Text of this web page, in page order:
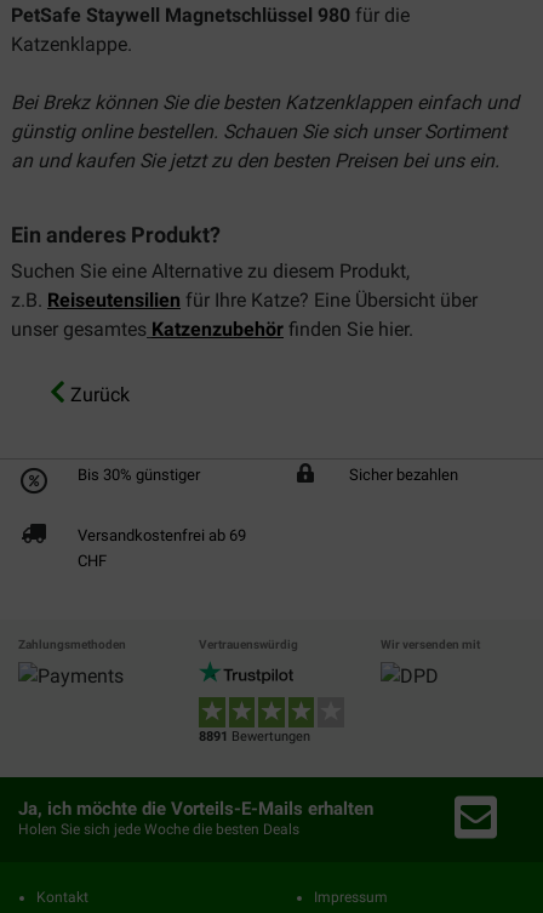
PetSafe Staywell Magnetschlüssel 980 für die
Katzenklappe.
Bei Brekz können Sie die besten Katzenklappen einfach und
günstig online bestellen. Schauen Sie sich unser Sortiment
an und kaufen Sie jetzt zu den besten Preisen bei uns ein.
Ein anderes Produkt?
Suchen Sie eine Alternative zu diesem Produkt,
z.B. Reiseutensilien für Ihre Katze? Eine Übersicht über
unser gesamtes Katzenzubehör finden Sie hier.
Zurück
Bis 30% günstiger Sicher bezahlen
Versandkostenfrei ab 69
CHF
Zahlungsmethoden Vertrauenswürdig
8891 Bewertungen
Wir versenden mit
Ja, ich möchte die Vorteils-E-Mails erhalten
Holen Sie sich jede Woche die besten Deals
Kontakt Impressum